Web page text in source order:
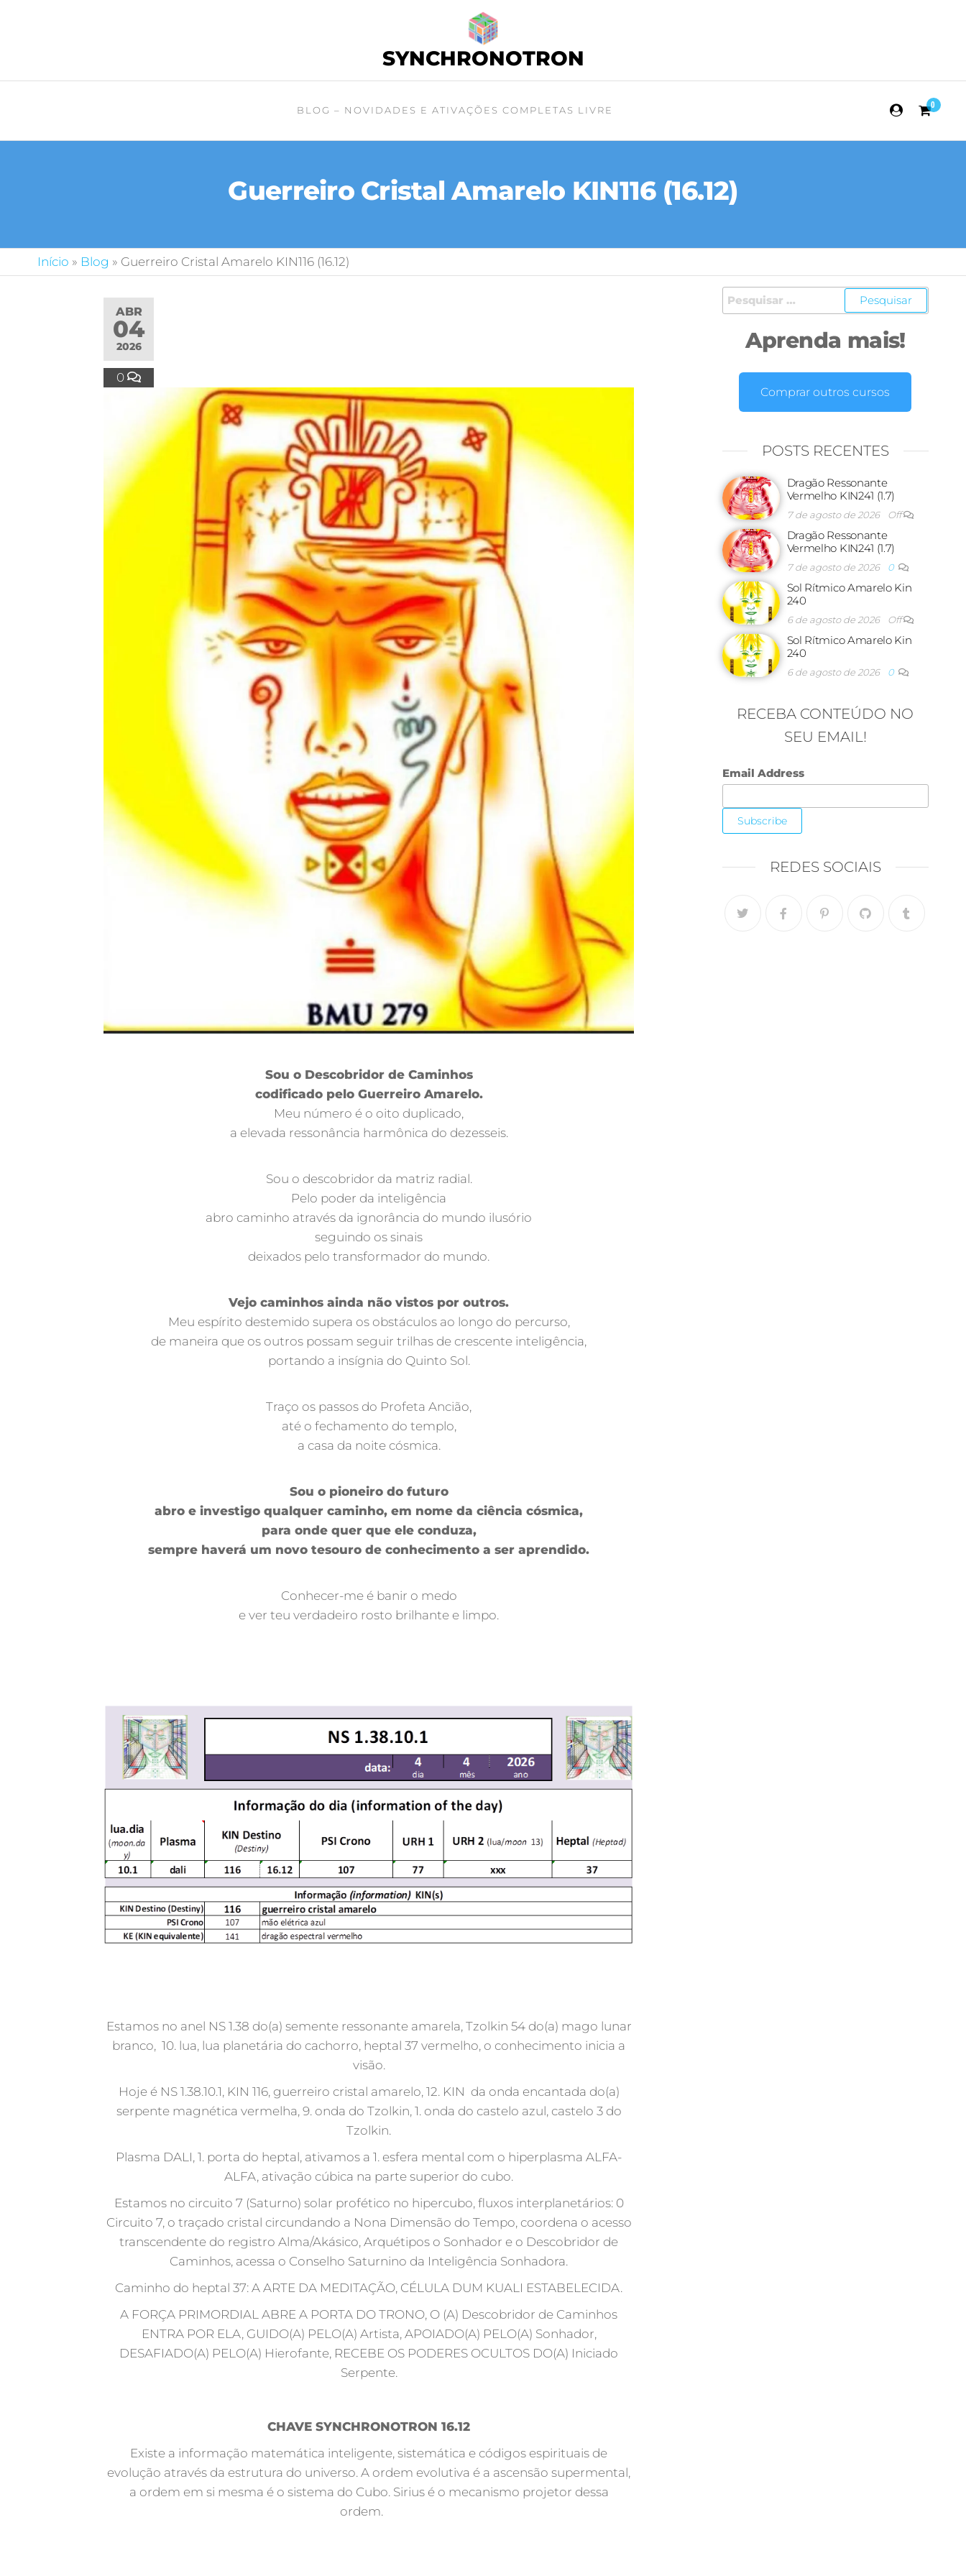
SYNCHRONOTRON
0
BLOG – NOVIDADES E ATIVAÇÕES COMPLETAS LIVRE
Guerreiro Cristal Amarelo KIN116 (16.12)
Início » Blog » Guerreiro Cristal Amarelo KIN116 (16.12)
ABR
04
2026
0
Sou o Descobridor de Caminhos
codificado pelo Guerreiro Amarelo.
Meu número é o oito duplicado,
a elevada ressonância harmônica do dezesseis.
Sou o descobridor da matriz radial.
Pelo poder da inteligência
abro caminho através da ignorância do mundo ilusório
seguindo os sinais
deixados pelo transformador do mundo.
Vejo caminhos ainda não vistos por outros.
Meu espírito destemido supera os obstáculos ao longo do percurso,
de maneira que os outros possam seguir trilhas de crescente inteligência,
portando a insígnia do Quinto Sol.
Traço os passos do Profeta Ancião,
até o fechamento do templo,
a casa da noite cósmica.
Sou o pioneiro do futuro
abro e investigo qualquer caminho, em nome da ciência cósmica,
para onde quer que ele conduza,
sempre haverá um novo tesouro de conhecimento a ser aprendido.
Conhecer-me é banir o medo
e ver teu verdadeiro rosto brilhante e limpo.
Estamos no anel NS 1.38 do(a) semente ressonante amarela, Tzolkin 54 do(a) mago lunar
branco, 10. lua, lua planetária do cachorro, heptal 37 vermelho, o conhecimento inicia a
visão.
Hoje é NS 1.38.10.1, KIN 116, guerreiro cristal amarelo, 12. KIN da onda encantada do(a)
serpente magnética vermelha, 9. onda do Tzolkin, 1. onda do castelo azul, castelo 3 do
Tzolkin.
Plasma DALI, 1. porta do heptal, ativamos a 1. esfera mental com o hiperplasma ALFA-
ALFA, ativação cúbica na parte superior do cubo.
Estamos no circuito 7 (Saturno) solar profético no hipercubo, fluxos interplanetários: 0
Circuito 7, o traçado cristal circundando a Nona Dimensão do Tempo, coordena o acesso
transcendente do registro Alma/Akásico, Arquétipos o Sonhador e o Descobridor de
Caminhos, acessa o Conselho Saturnino da Inteligência Sonhadora.
Caminho do heptal 37: A ARTE DA MEDITAÇÃO, CÉLULA DUM KUALI ESTABELECIDA.
A FORÇA PRIMORDIAL ABRE A PORTA DO TRONO, O (A) Descobridor de Caminhos
ENTRA POR ELA, GUIDO(A) PELO(A) Artista, APOIADO(A) PELO(A) Sonhador,
DESAFIADO(A) PELO(A) Hierofante, RECEBE OS PODERES OCULTOS DO(A) Iniciado
Serpente.
CHAVE SYNCHRONOTRON 16.12
Existe a informação matemática inteligente, sistemática e códigos espirituais de
evolução através da estrutura do universo. A ordem evolutiva é a ascensão supermental,
a ordem em si mesma é o sistema do Cubo. Sirius é o mecanismo projetor dessa
ordem.
Aprenda mais!
Comprar outros cursos
POSTS RECENTES
Dragão Ressonante
Vermelho KIN241 (1.7)
7 de agosto de 2026 Off
Dragão Ressonante
Vermelho KIN241 (1.7)
7 de agosto de 2026 0
Sol Rítmico Amarelo Kin
240
6 de agosto de 2026 Off
Sol Rítmico Amarelo Kin
240
6 de agosto de 2026 0
RECEBA CONTEÚDO NO
SEU EMAIL!
Email Address
REDES SOCIAIS